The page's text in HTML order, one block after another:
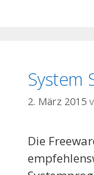
System
2. März 2015
Die